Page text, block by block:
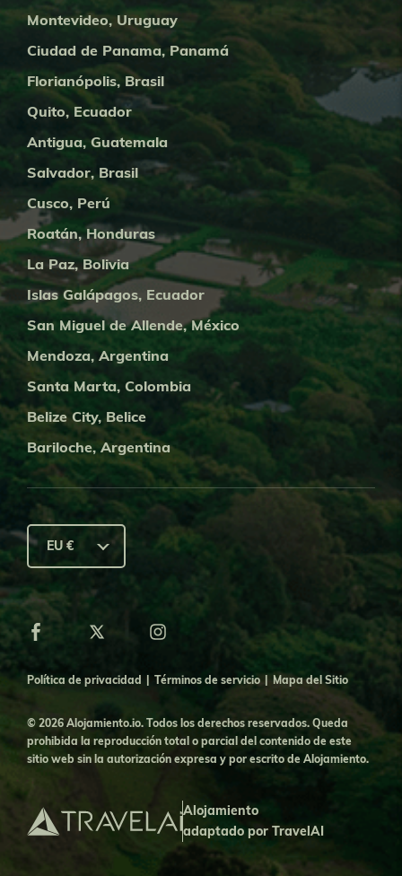
Montevideo, Uruguay
Ciudad de Panama, Panamá
Florianópolis, Brasil
Quito, Ecuador
Antigua, Guatemala
Salvador, Brasil
Cusco, Perú
Roatán, Honduras
La Paz, Bolivia
Islas Galápagos, Ecuador
San Miguel de Allende, México
Mendoza, Argentina
Santa Marta, Colombia
Belize City, Belice
Bariloche, Argentina
EU €
Política de privacidad Términos de servicio Mapa del Sitio
© 2026 Alojamiento.io. Todos los derechos reservados. Queda
prohibida la reproducción total o parcial del contenido de este
sitio web sin la autorización expresa y por escrito de Alojamiento.
Alojamiento
adaptado por TravelAI